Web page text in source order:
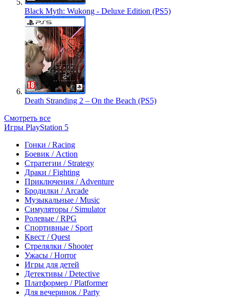
Black Myth: Wukong - Deluxe Edition (PS5)
Death Stranding 2 – On the Beach (PS5)
Смотреть все
Игры PlayStation 5
Гонки / Racing
Боевик / Action
Стратегии / Strategy
Драки / Fighting
Приключения / Adventure
Бродилки / Arcade
Музыкальные / Music
Симуляторы / Simulator
Ролевые / RPG
Спортивные / Sport
Квест / Quest
Стрелялки / Shooter
Ужасы / Horror
Игры для детей
Детективы / Detective
Платформер / Platformer
Для вечеринок / Party